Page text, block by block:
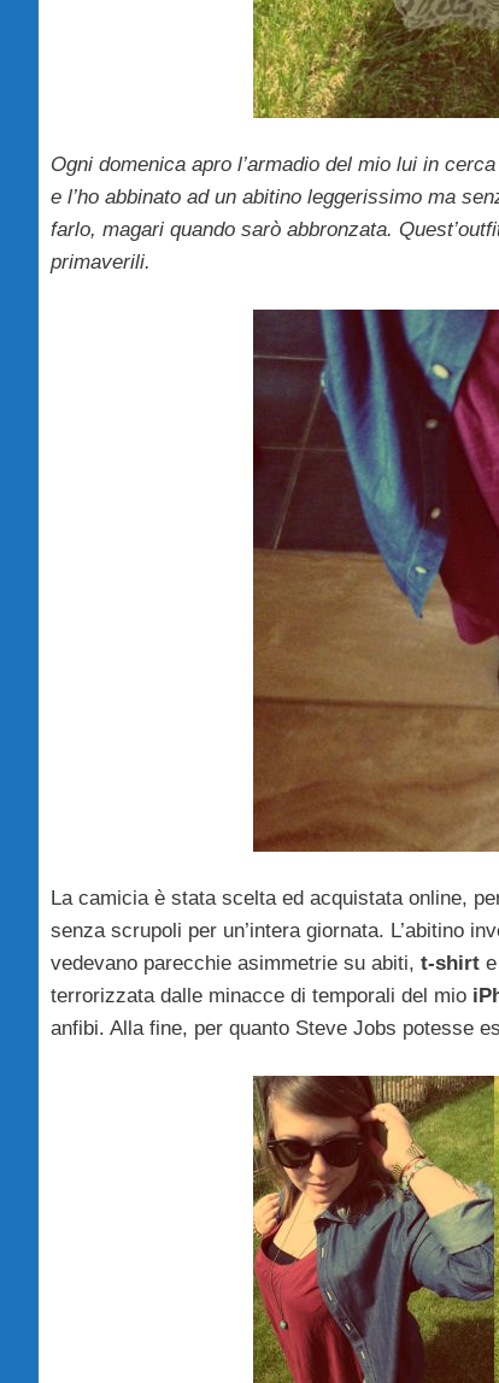
Ogni domenica apro l’armadio del mio lui in
e l’ho abbinato ad un abitino leggerissimo ma
farlo, magari quando sarò abbronzata.
primaverili.
La camicia è stata scelta ed acquistata online,
senza scrupoli per un’intera giornata. L’abitino
vedevano parecchie asimmetrie su abiti, t-shirt
terrorizzata dalle minacce di temporali del mio
anfibi. Alla fine, per quanto Steve Jobs potesse